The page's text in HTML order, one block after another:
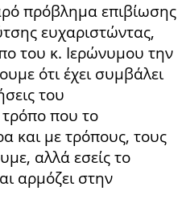
πρόβλημα επιβίωσης
ευχαριστώντας,
του κ. Ιερώνυμου την
ότι έχει συμβάλει
του
που το
και με τρόπους, τους
αλλά εσείς το
αρμόζει στην